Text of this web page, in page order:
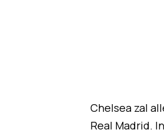
Chelsea zal
Real Madrid.